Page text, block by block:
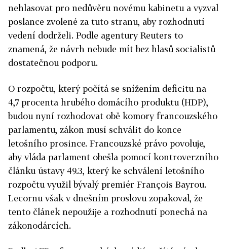
nehlasovat pro nedůvěru novému kabinetu a vyzval
poslance zvolené za tuto stranu, aby rozhodnutí
vedení dodrželi. Podle agentury Reuters to
znamená, že návrh nebude mít bez hlasů socialistů
dostatečnou podporu.
O rozpočtu, který počítá se snížením deficitu na
4,7 procenta hrubého domácího produktu (HDP),
budou nyní rozhodovat obě komory francouzského
parlamentu, zákon musí schválit do konce
letošního prosince. Francouzské právo povoluje,
aby vláda parlament obešla pomocí kontroverzního
článku ústavy 49.3, který ke schválení letošního
rozpočtu využil bývalý premiér François Bayrou.
Lecornu však v dnešním proslovu zopakoval, že
tento článek nepoužije a rozhodnutí ponechá na
zákonodárcích.